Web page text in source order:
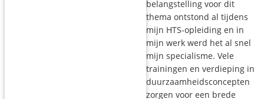
belangstelling voor dit
thema ontstond al tijdens
mijn HTS-opleiding en in
mijn werk werd het al snel
mijn specialisme. Vele
trainingen en verdieping in
duurzaamheidsconcepten
zorgen voor een brede